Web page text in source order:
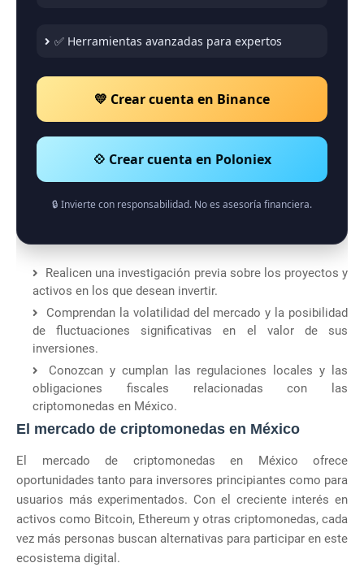
✅ Herramientas avanzadas para expertos
💛 Crear cuenta en Binance
💠 Crear cuenta en Poloniex
🔒 Invierte con responsabilidad. No es asesoría financiera.
Realicen una investigación previa sobre los proyectos y
activos en los que desean invertir.
Comprendan la volatilidad del mercado y la posibilidad
de fluctuaciones significativas en el valor de sus
inversiones.
Conozcan y cumplan las regulaciones locales y las
obligaciones fiscales relacionadas con las
criptomonedas en México.
El mercado de criptomonedas en México
El mercado de criptomonedas en México ofrece
oportunidades tanto para inversores principiantes como para
usuarios más experimentados. Con el creciente interés en
activos como Bitcoin, Ethereum y otras criptomonedas, cada
vez más personas buscan alternativas para participar en este
ecosistema digital.